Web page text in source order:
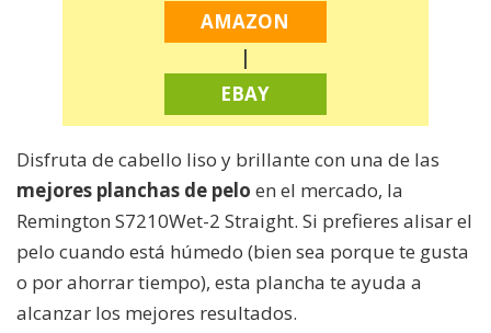
AMAZON
|
EBAY
Disfruta de cabello liso y brillante con una de las
mejores planchas de pelo en el mercado, la
Remington S7210Wet-2 Straight. Si prefieres alisar el
pelo cuando está húmedo (bien sea porque te gusta
o por ahorrar tiempo), esta plancha te ayuda a
alcanzar los mejores resultados.